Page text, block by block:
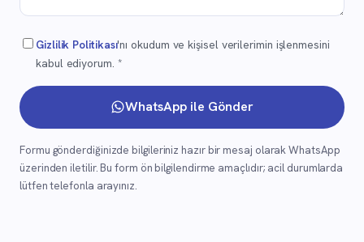
Gizlilik Politikası'nı okudum ve kişisel verilerimin işlenmesini
kabul ediyorum. *
WhatsApp ile Gönder
Formu gönderdiğinizde bilgileriniz hazır bir mesaj olarak WhatsApp
üzerinden iletilir. Bu form ön bilgilendirme amaçlıdır; acil durumlarda
lütfen telefonla arayınız.